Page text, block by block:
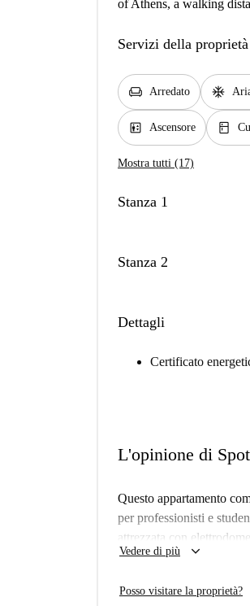
of Athens, a walking
Servizi della proprietà
chair Arredato ac_unit
elevator Ascensore kitchen
Mostra tutti (17)
Stanza 1
Stanza 2
Dettagli
Certificato
L'opinione di
Questo appartamento
per professionisti e
attrezzata con
Sebbene Spotahome
Vedere di più keyboard_arrow_down
Posso visitare la proprietà?